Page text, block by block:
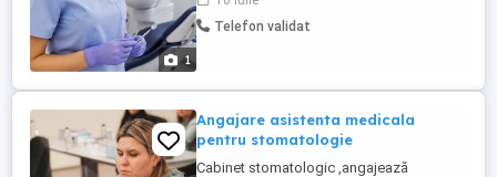
1
asistent medical și aviz de liberă practică
valabil; Experiența în domeniul
Telefon validat
Angajare asistenta medicala
pentru stomatologie
Cabinet stomatologic ,angajează